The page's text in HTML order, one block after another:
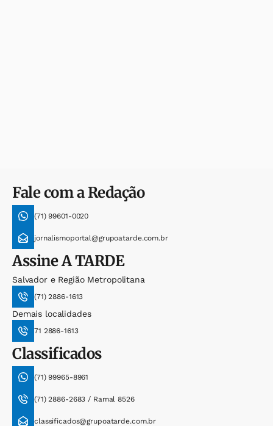
Fale com a Redação
(71) 99601-0020
jornalismoportal@grupoatarde.com.br
AssineA TARDE
Salvador e Região Metropolitana
(71) 2886-1613
Demais localidades
71 2886-1613
Classificados
(71) 99965-8961
(71) 2886-2683 / Ramal 8526
classificados@grupoatarde.com.br